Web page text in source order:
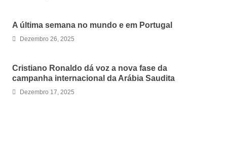
A última semana no mundo e em Portugal
Dezembro 26, 2025
Cristiano Ronaldo dá voz a nova fase da
campanha internacional da Arábia Saudita
Dezembro 17, 2025